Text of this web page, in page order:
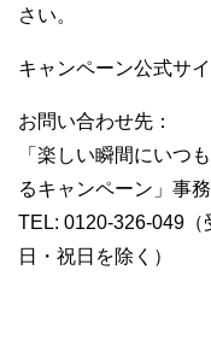
さい。
キャンペーン公式サ
お問い合わせ先：
「楽しい瞬間にいつ
るキャンペーン」事
TEL: 0120-326-049（
日・祝日を除く）